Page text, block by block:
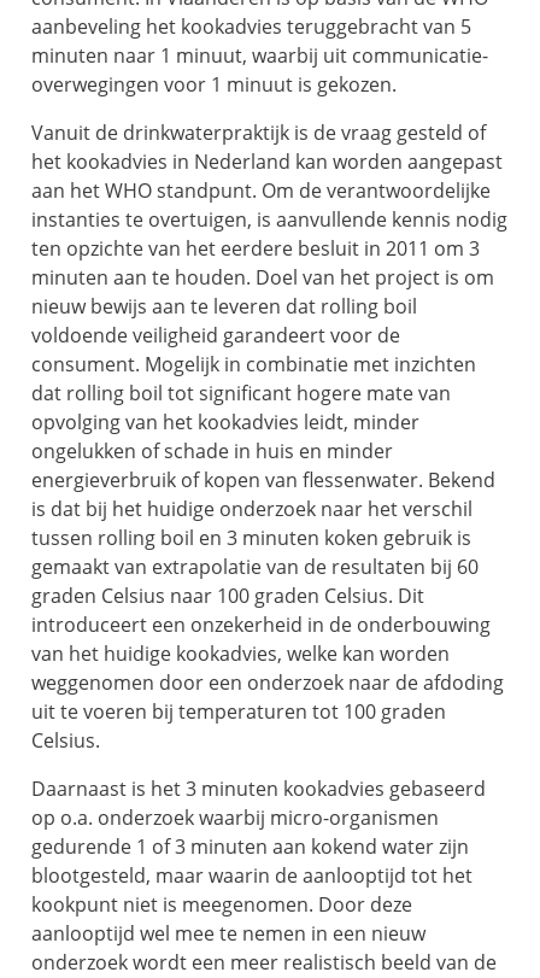
aanbeveling het kookadvies teruggebracht van 5
minuten naar 1 minuut, waarbij uit communicatie-
overwegingen voor 1 minuut is gekozen.
Vanuit de drinkwaterpraktijk is de vraag gesteld of
het kookadvies in Nederland kan worden aangepast
aan het WHO standpunt. Om de verantwoordelijke
instanties te overtuigen, is aanvullende kennis nodig
ten opzichte van het eerdere besluit in 2011 om 3
minuten aan te houden. Doel van het project is om
nieuw bewijs aan te leveren dat rolling boil
voldoende veiligheid garandeert voor de
consument. Mogelijk in combinatie met inzichten
dat rolling boil tot significant hogere mate van
opvolging van het kookadvies leidt, minder
ongelukken of schade in huis en minder
energieverbruik of kopen van flessenwater. Bekend
is dat bij het huidige onderzoek naar het verschil
tussen rolling boil en 3 minuten koken gebruik is
gemaakt van extrapolatie van de resultaten bij 60
graden Celsius naar 100 graden Celsius. Dit
introduceert een onzekerheid in de onderbouwing
van het huidige kookadvies, welke kan worden
weggenomen door een onderzoek naar de afdoding
uit te voeren bij temperaturen tot 100 graden
Celsius.
Daarnaast is het 3 minuten kookadvies gebaseerd
op o.a. onderzoek waarbij micro-organismen
gedurende 1 of 3 minuten aan kokend water zijn
blootgesteld, maar waarin de aanlooptijd tot het
kookpunt niet is meegenomen. Door deze
aanlooptijd wel mee te nemen in een nieuw
onderzoek wordt een meer realistisch beeld van de